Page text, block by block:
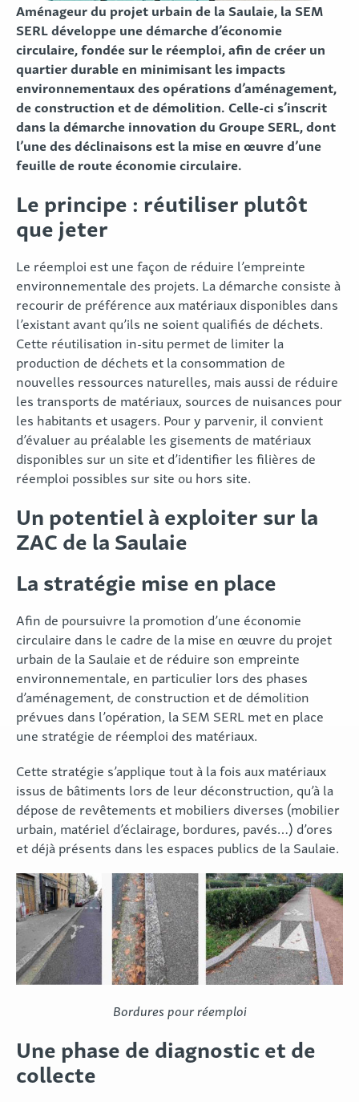
Aménageur du projet urbain de la Saulaie, la SEM
SERL développe une démarche d’économie
circulaire, fondée sur le réemploi, afin de créer un
quartier durable en minimisant les impacts
environnementaux des opérations d’aménagement,
de construction et de démolition. Celle-ci s’inscrit
dans la démarche innovation du Groupe SERL, dont
l’une des déclinaisons est la mise en œuvre d’une
feuille de route économie circulaire.
Le principe : réutiliser plutôt
que jeter
Le réemploi est une façon de réduire l’empreinte
environnementale des projets. La démarche consiste à
recourir de préférence aux matériaux disponibles dans
l’existant avant qu’ils ne soient qualifiés de déchets.
Cette réutilisation in-situ permet de limiter la
production de déchets et la consommation de
nouvelles ressources naturelles, mais aussi de réduire
les transports de matériaux, sources de nuisances pour
les habitants et usagers. Pour y parvenir, il convient
d’évaluer au préalable les gisements de matériaux
disponibles sur un site et d’identifier les filières de
réemploi possibles sur site ou hors site.
Un potentiel à exploiter sur la
ZAC de la Saulaie
La stratégie mise en place
Afin de poursuivre la promotion d’une économie
circulaire dans le cadre de la mise en œuvre du projet
urbain de la Saulaie et de réduire son empreinte
environnementale, en particulier lors des phases
d’aménagement, de construction et de démolition
prévues dans l’opération, la SEM SERL met en place
une stratégie de réemploi des matériaux.
Cette stratégie s’applique tout à la fois aux matériaux
issus de bâtiments lors de leur déconstruction, qu’à la
dépose de revêtements et mobiliers diverses (mobilier
urbain, matériel d’éclairage, bordures, pavés…) d’ores
et déjà présents dans les espaces publics de la Saulaie.
Bordures pour réemploi
Une phase de diagnostic et de
collecte